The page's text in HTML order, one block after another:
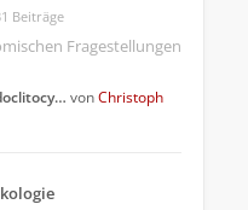
Beiträge
Fragestellungen
vonChristoph